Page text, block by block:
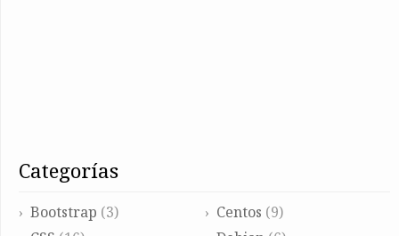
categorías
Bootstrap (3) Centos (9)